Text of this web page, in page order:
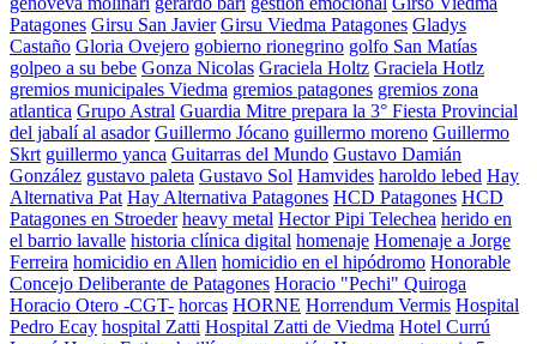
Patagones Girsu San Javier Girsu Viedma Patagones Gladys
Castaño Gloria Ovejero gobierno rionegrino golfo San Matías
golpeo a su bebe Gonza Nicolas Graciela Holtz Graciela Hotlz
gremios municipales Viedma gremios patagones gremios zona
atlantica Grupo Astral Guardia Mitre prepara la 3° Fiesta Provincial
del jabalí al asador Guillermo Jócano guillermo moreno Guillermo
Skrt guillermo yanca Guitarras del Mundo Gustavo Damián
González gustavo paleta Gustavo Sol Hamvides haroldo lebed Hay
Alternativa Pat Hay Alternativa Patagones HCD Patagones HCD
Patagones en Stroeder heavy metal Hector Pipi Telechea herido en
el barrio lavalle historia clínica digital homenaje Homenaje a Jorge
Ferreira homicidio en Allen homicidio en el hipódromo Honorable
Concejo Deliberante de Patagones Horacio "Pechi" Quiroga
Horacio Otero -CGT- horcas HORNE Horrendum Vermis Hospital
Pedro Ecay hospital Zatti Hospital Zatti de Viedma Hotel Currú